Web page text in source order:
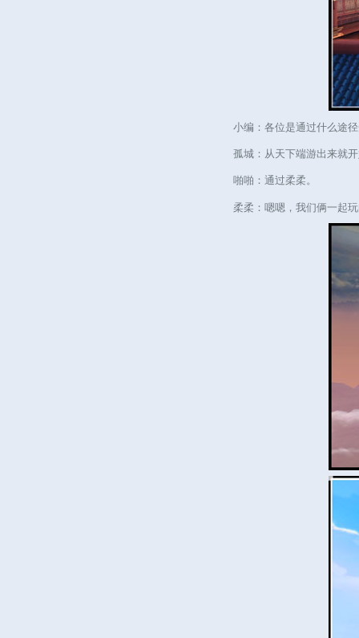
小编：各位是通过什么途径
孤城：从天下端游出来就开
啪啪：通过柔柔。
柔柔：嗯嗯，我们俩一起玩